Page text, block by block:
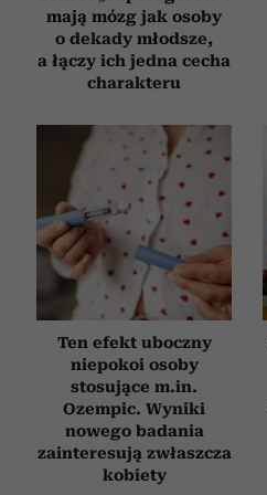
mają mózg jak osoby
o dekady młodsze,
a łączy ich jedna cecha
charakteru
Ten efekt uboczny
niepokoi osoby
stosujące m.in.
Ozempic. Wyniki
nowego badania
zainteresują zwłaszcza
kobiety